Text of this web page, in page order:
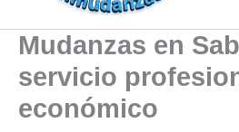
Mudanzas en
servicio
económico